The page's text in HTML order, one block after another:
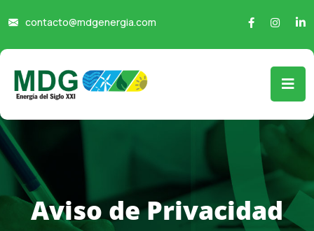
contacto@mdgenergia.com
Aviso de Privacidad